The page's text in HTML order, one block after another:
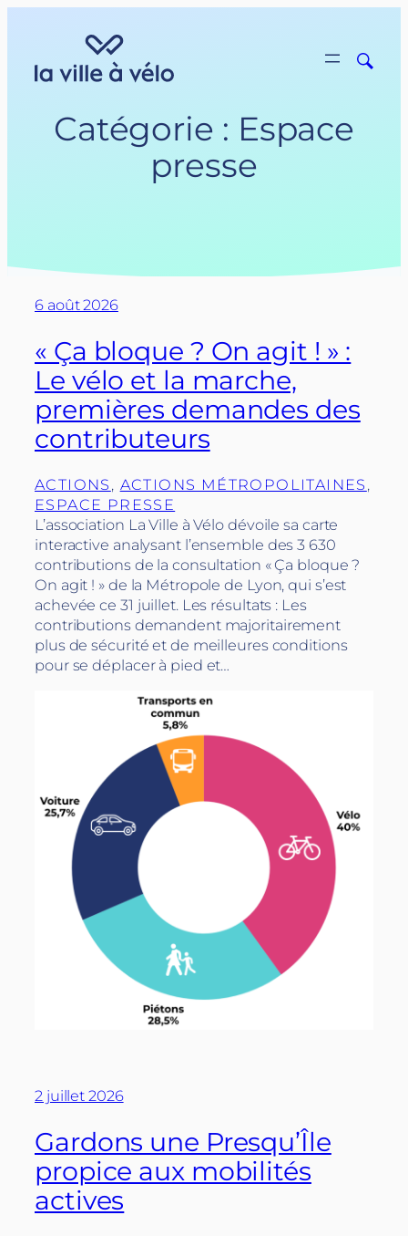
Catégorie : Espace
presse
6 août 2026
« Ça bloque ? On agit ! » :
Le vélo et la marche,
premières demandes des
contributeurs
ACTIONS , ACTIONS MÉTROPOLITAINES
ESPACE PRESSE
L’association La Ville à Vélo dévoile sa carte
interactive analysant l’ensemble des 3 630
contributions de la consultation « Ça bloque ?
On agit ! » de la Métropole de Lyon, qui s’est
achevée ce 31 juillet. Les résultats : Les
contributions demandent majoritairement
plus de sécurité et de meilleures conditions
pour se déplacer à pied et…
2 juillet 2026
Gardons une Presqu’Île
propice aux mobilités
actives